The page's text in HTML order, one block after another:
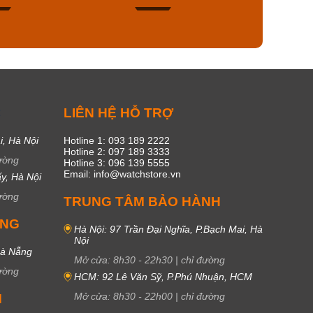
Hà Nội
Hà Nội
Nẵng
LIÊN HỆ HỖ TRỢ
Hotline 1: 093 189 2222
Hotline 2: 097 189 3333
Hotline 3: 096 139 5555
Email: info@watchstore.vn
TRUNG TÂM BẢO HÀNH
Hà Nội: 97 Trần Đại Nghĩa, P.Bạch Mai, Hà
Nội
Mở cửa: 8h30 - 22h30 | chỉ đường
HCM: 92 Lê Văn Sỹ, P.Phú Nhuận, HCM
Mở cửa: 8h30 - 22h00 | chỉ đường